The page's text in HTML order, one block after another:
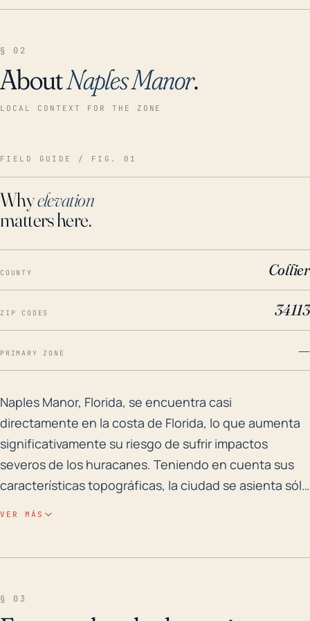
§ 02
AboutNaples Manor.
LOCAL CONTEXT FOR THE ZONE
FIELD GUIDE / FIG. 01
Whyelevation
matters here.
COUNTY Collier
ZIP CODES 34113
PRIMARY ZONE —
Naples Manor, Florida, se encuentra casi
Naples Manor, Florida, se encuentra casi
directamente en la costa de Florida, lo que aumenta
significativamente su riesgo de sufrir impactos
severos de los huracanes. Teniendo en cuenta sus
características topográficas, la ciudad se asienta sólo
a una elevación de aproximadamente tres metros
VER MÁS
§ 03